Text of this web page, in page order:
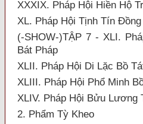
XXXIX. Pháp Hội Hiền Hộ
XL. Pháp Hội Tịnh Tín
(-SHOW-)TẬP 7 - XLI.
Bát Pháp
XLII. Pháp Hội Di Lặc Bồ
XLIII. Pháp Hội Phổ Minh
XLIV. Pháp Hội Bửu Lương
2. Phẩm Tỳ Kheo